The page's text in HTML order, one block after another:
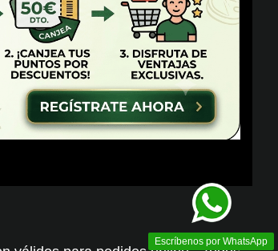
Escríbenos por WhatsApp